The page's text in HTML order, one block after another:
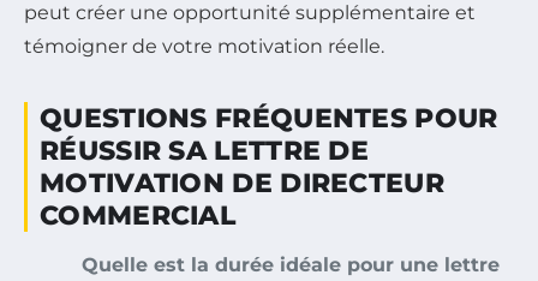
peut créer une opportunité supplémentaire et
témoigner de votre motivation réelle.
QUESTIONS FRÉQUENTES POUR
RÉUSSIR SA LETTRE DE
MOTIVATION DE DIRECTEUR
COMMERCIAL
Quelle est la durée idéale pour une lettre